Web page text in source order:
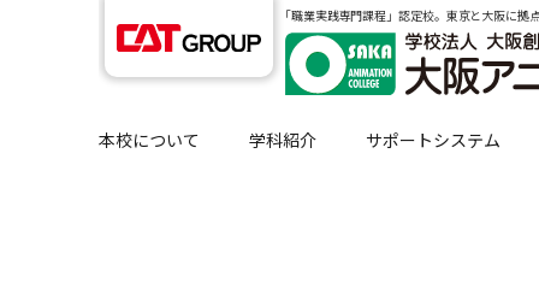
｢職業実践専門課程」認定校。東京と大阪に拠
本校について 学科紹介 サポートシステム